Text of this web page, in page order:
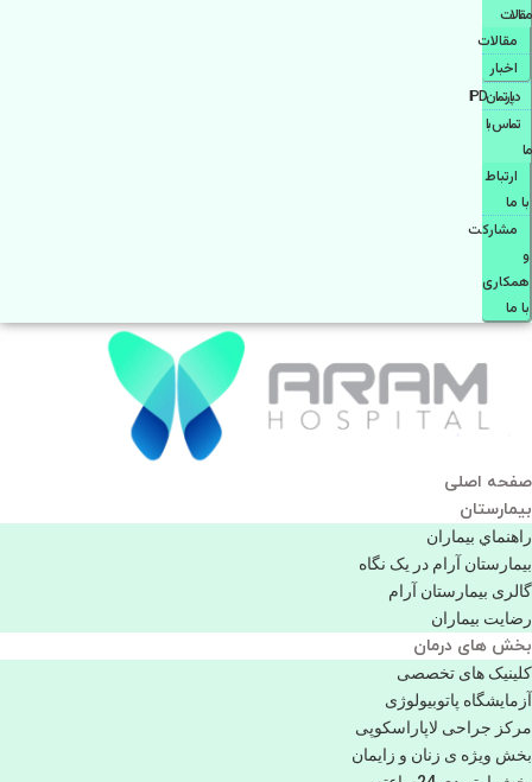
مقالات
مقالات
اخبار
دپارتمانIPD
تماس با
ما
ارتباط
با ما
مشاركت
و
همكاری
با ما
صفحه اصلی
بيمارستان
راهنماي بیماران
بیمارستان آرام در یک نگاه
گالری بیمارستان آرام
رضایت بیماران
بخش های درمان
کلینیک های تخصصی
آزمایشگاه پاتوبیولوژی
مرکز جراحی لاپاراسکوپی
بخش ویژه ی زنان و زایمان